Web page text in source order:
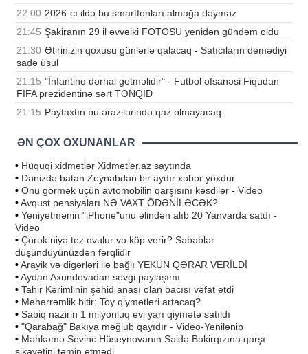
22:00 2026-cı ildə bu smartfonları almağa dəyməz
21:45 Şakiranın 29 il əvvəlki FOTOSU yenidən gündəm oldu
21:30 Ətirinizin qoxusu günlərlə qalacaq - Satıcıların demədiyi
sadə üsul
21:15 "İnfantino dərhal getməlidir" - Futbol əfsanəsi Fiqudan
FİFA prezidentinə sərt TƏNQİD
21:15 Paytaxtın bu ərazilərində qaz olmayacaq
ƏN ÇOX OXUNANLAR
• Hüquqi xidmətlər Xidmetler.az saytında
• Dənizdə batan Zeynəbdən bir aydır xəbər yoxdur
• Onu görmək üçün avtomobilin qarşısını kəsdilər - Video
•Avqust pensiyaları NƏ VAXT ÖDƏNİLƏCƏK?
• Yeniyetmənin "iPhone"unu əlindən alıb 20 Yanvarda satdı -
Video
• Çörək niyə tez ovulur və köp verir? Səbəblər
düşündüyünüzdən fərqlidir
•Arayik və digərləri ilə bağlı YEKUN QƏRAR VERİLDİ
•Aydan Axundovadan sevgi paylaşımı
• Tahir Kərimlinin şəhid anası olan bacısı vəfat etdi
• Məhərrəmlik bitir: Toy qiymətləri artacaq?
• Sabiq nazirin 1 milyonluq evi yarı qiymətə satıldı
• "Qarabağ" Bakıya məğlub qayıdır - Video-Yenilənib
• Məhkəmə Sevinc Hüseynovanın Səidə Bəkirqızına qarşı
şikayətini təmin etmədi